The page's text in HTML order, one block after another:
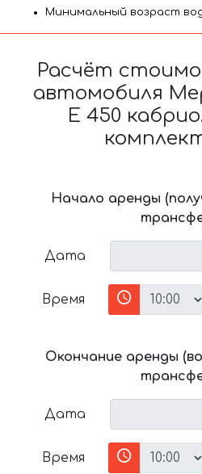
Минимальный возраст
Расчёт
автомобиля
E 450
Начало аренды
Дата
Время
Окончание аренды
Дата
Время